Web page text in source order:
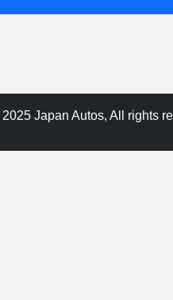
Japan Autos, All rights